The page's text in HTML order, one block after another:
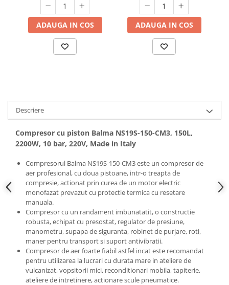
Hote bucatarie
Consumabile
Hote cupolare
Hote telescopice
Hote traditionale
Masini de Spalat Rufe & Uscatoare
Accesorii masini de spalat &
Masini automate de spalat rufe
Masini de spalat rufe cu uscator
Masini de spalat rufe verticale
Uscatoare de rufe
Masini de spalat vase
Masini de spalat vase incorporabile
Masini de spalat vase
independente
Motoburghiu/Foreza pamant
ADAUGA IN COS ADAUGA IN COS
Descriere
Compresor cu piston Balma NS19S-150-CM3, 150L,
2200W, 10 bar, 220V, Made in Italy
Compresorul Balma NS19S-150-CM3 este un compresor de
aer profesional, cu doua pistoane, intr-o treapta de
compresie, actionat prin curea de un motor electric
monofazat prevazut cu protectie termica cu resetare
manuala.
Compresor cu un randament imbunatatit, o constructie
robusta, echipat cu presostat, regulator de presiune,
manometru, supapa de siguranta, robinet de purjare, roti,
maner pentru transport si suport antivibratii.
Compresor de aer foarte fiabil astfel incat este recomandat
pentru utilizarea la lucrari cu durata mare in ateliere de
vulcanizat, vopsitorii mici, reconditionari mobila, tapiterie,
ateliere de intretinere, actionare scule pneumatice.